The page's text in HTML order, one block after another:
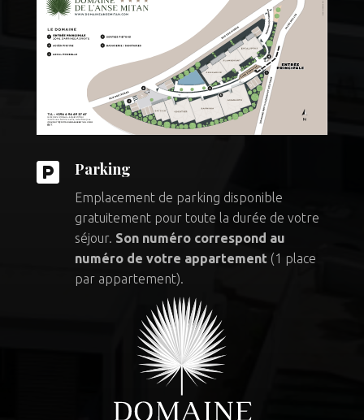
 Parking
Emplacement de parking disponible
gratuitement pour toute la durée de votre
séjour. Son numéro correspond au
numéro de votre appartement(1 place
par appartement).